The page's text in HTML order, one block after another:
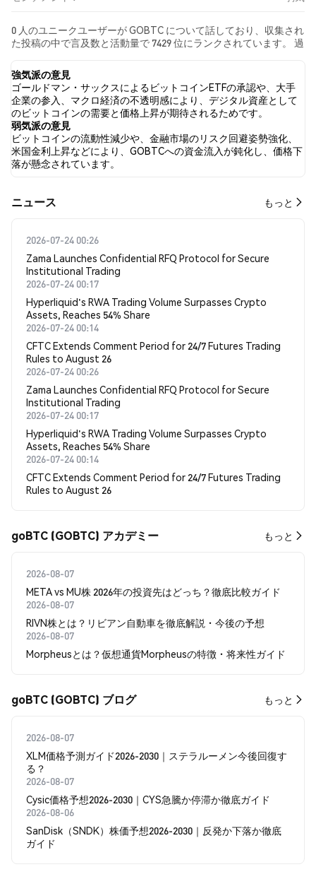
0 人のユニークユーザーが GOBTC について話しており、収集され
た投稿の中で言及数と活動量で 7429 位にランクされています。 過
感情は 弱気 でした。 最後に、GOBTC に関するニュース記事が 0
件公開されました。 Twitterでは、NaN% のツイートが強気の感
情を示し、NaN% のツイートが弱気の感情を示しました。 NaN%
のツイートは GOBTC に対して中立的でした。 これらの感情分析
は 0 件のツイートに基づいています。
強気派の意見
ゴールドマン・サックスによるビットコインETFの承認や、大手
企業の参入、マクロ経済の不透明感により、デジタル資産として
のビットコインの需要と価格上昇が期待されるためです。
弱気派の意見
ビットコインの流動性減少や、金融市場のリスク回避姿勢強化、
米国金利上昇などにより、GOBTCへの資金流入が鈍化し、価格下
落が懸念されています。
​​ニュース​​ もっと
2026-07-24 00:26
Zama Launches Confidential RFQ Protocol for Secure
Institutional Trading
2026-07-24 00:17
Hyperliquid's RWA Trading Volume Surpasses Crypto
Assets, Reaches 54% Share
2026-07-24 00:14
CFTC Extends Comment Period for 24/7 Futures Trading
Rules to August 26
2026-07-24 00:26
Zama Launches Confidential RFQ Protocol for Secure
Institutional Trading
2026-07-24 00:17
Hyperliquid's RWA Trading Volume Surpasses Crypto
Assets, Reaches 54% Share
2026-07-24 00:14
CFTC Extends Comment Period for 24/7 Futures Trading
Rules to August 26
goBTC (GOBTC) アカデミー もっと
2026-08-07
META vs MU株 2026年の投資先はどっち？徹底比較ガイド
2026-08-07
RIVN株とは？リビアン自動車を徹底解説・今後の予想
2026-08-07
Morpheusとは？仮想通貨Morpheusの特徴・将来性ガイド
goBTC (GOBTC) ブログ もっと
2026-08-07
XLM価格予測ガイド2026-2030｜ステラルーメン今後回復す
る？
2026-08-07
Cysic価格予想2026-2030｜CYS急騰か停滞か徹底ガイド
2026-08-06
SanDisk（SNDK）株価予想2026-2030｜反発か下落か徹底
ガイド